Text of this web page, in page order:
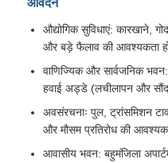
इस्पात संरचना निर्माण
इस्पात निर्माण सामग्री
पोल्ट्री हाउस
औद्योगिक सुविधाएं: कारखाने,
और बड़े फैलाव की आवश्यकता
वाणिज्यिक और सार्वजनिक
हवाई अड्डे (लचीलापन और
अवसंरचनाः पुल, ट्रांसमिशन
और मौसम प्रतिरोध की
आवासीय भवन: बहुमंजिला